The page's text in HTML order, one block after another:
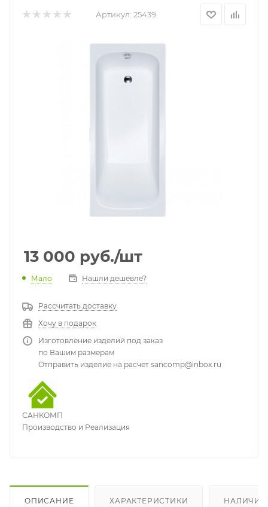
Артикул: 25439
13 000 руб./шт
Мало Нашли дешевле?
Рассчитать доставку
Хочу в подарок
Изготовление изделий под заказ
по Вашим размерам
Отправить изделие на расчет sancomp@inbox.ru
САНКОМП
Производство и Реализация
ОПИСАНИЕ ХАРАКТЕРИСТИКИ НАЛИЧИЕ